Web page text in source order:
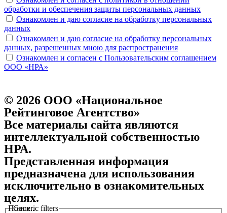
обработки и обеспечения защиты персональных данных
Ознакомлен и даю согласие на обработку персональных
данных
Ознакомлен и даю согласие на обработку персональных
данных, разрешенных мною для распространения
Ознакомлен и согласен с Пользовательским соглашением
ООО «НРА»
© 2026 ООО «Национальное
Рейтинговое Агентство»
Все материалы сайта являются
интеллектуальной собственностью
НРА.
Представленная информация
предназначена для использования
исключительно в ознакомительных
целях.
Поиск..
Generic filters